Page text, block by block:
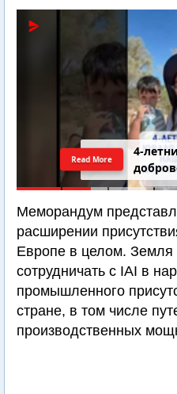
4-
Read More
Меморандум
расширении
Европе в целом. Земля
сотрудничать с IAI в
промышленного
стране, в том числе
производственных